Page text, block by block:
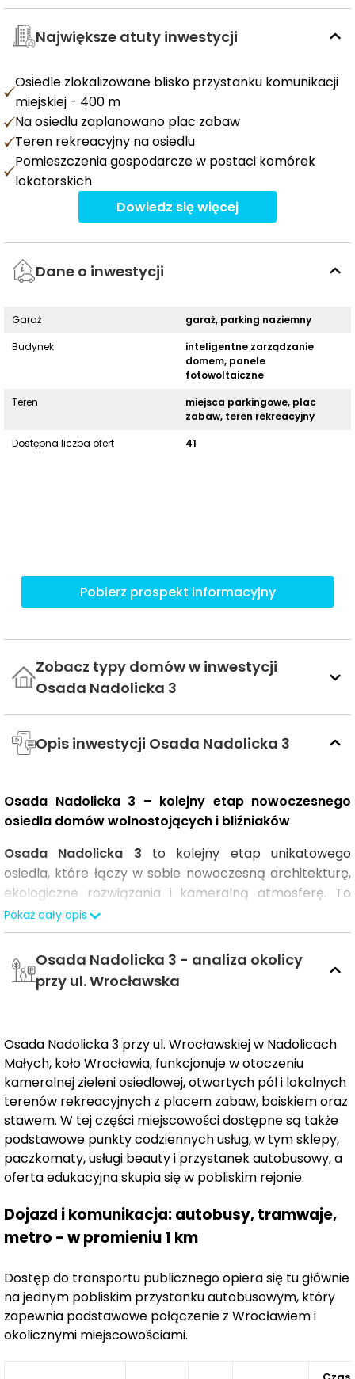
Największe atuty inwestycji
Osiedle zlokalizowane blisko przystanku komunikacji
miejskiej - 400 m
Na osiedlu zaplanowano plac zabaw
Teren rekreacyjny na osiedlu
Pomieszczenia gospodarcze w postaci komórek
lokatorskich
Dowiedz się więcej
Dane o inwestycji
Garaż
garaż, parking naziemny
Budynek
inteligentne zarządzanie
domem, panele
fotowoltaiczne
Teren
miejsca parkingowe, plac
zabaw, teren rekreacyjny
Dostępna liczba ofert
41
Pobierz prospekt informacyjny
Zobacz typy domów w inwestycji
Osada Nadolicka 3
Opis inwestycji Osada Nadolicka 3
Osada Nadolicka 3 – kolejny etap nowoczesnego
osiedla domów wolnostojących i bliźniaków
Osada Nadolicka 3 to kolejny etap unikatowego
osiedla, które łączy w sobie nowoczesną architekturę,
ekologiczne rozwiązania i kameralną atmosferę. To
idealne miejsce dla osób szukających spokoju i
komfortu z dala od miejskiego zgiełku. Inwestycja składa
się z domów wolnostojących oraz bliźniaków, które
charakteryzują się nowoczesną bryłą i funkcjonalnymi
układami, dostosowanymi do potrzeb współczesnych
przemyślana urbanistyka oraz starannie zaplanowane
zagospodarowanie przestrzeni. To miejsce, w którym
komfort życia idzie w parze z dbałością o detale,
tworząc przestrzeń idealną do codziennego
funkcjonowania i odpoczynku.
Zamieszkaj w Osadzie Nadolickiej– inwestycji, która
oferuje wyjątkowe warunki do życia w zgodzie z naturą,
jednocześnie zapewniając nowoczesne udogodnienia i
bliskość natury.
do życia i relaksu
Osada Nadolicka to wyjątkowe osiedle, które łączy
nowoczesność z funkcjonalnością, oferując
mieszkańcom spokój oraz komfortowe warunki do
odpoczynku. W pierwszym etapie inwestycji powstało
Pokaż cały opis
Osada Nadolicka 3 - analiza okolicy
przy ul. Wrocławska
Osada Nadolicka 3 przy ul. Wrocławskiej w Nadolicach
Małych, koło Wrocławia, funkcjonuje w otoczeniu
kameralnej zieleni osiedlowej, otwartych pól i lokalnych
terenów rekreacyjnych z placem zabaw, boiskiem oraz
stawem. W tej części miejscowości dostępne są także
podstawowe punkty codziennych usług, w tym sklepy,
paczkomaty, usługi beauty i przystanek autobusowy, a
oferta edukacyjna skupia się w pobliskim rejonie.
Dojazd i komunikacja: autobusy, tramwaje,
metro - w promieniu 1 km
Dostęp do transportu publicznego opiera się tu głównie
na jednym pobliskim przystanku autobusowym, który
zapewnia podstawowe połączenie z Wrocławiem i
okolicznymi miejscowościami.